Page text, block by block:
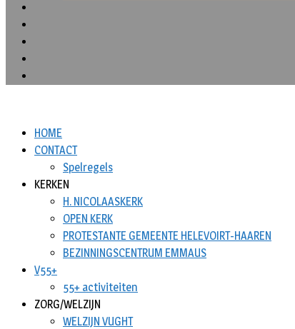
HOME
CONTACT
Spelregels
KERKEN
H. NICOLAASKERK
OPEN KERK
PROTESTANTE GEMEENTE HELEVOIRT-HAAREN
BEZINNINGSCENTRUM EMMAUS
V55+
55+ activiteiten
ZORG/WELZIJN
WELZIJN VUGHT